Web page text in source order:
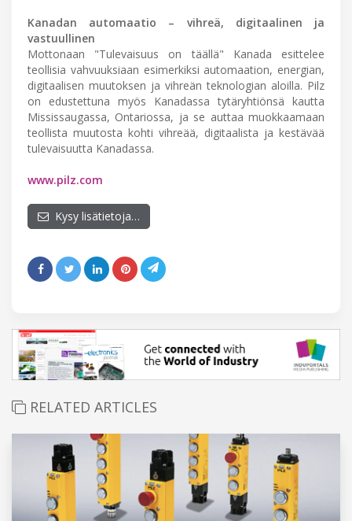
Kanadan automaatio – vihreä, digitaalinen ja
vastuullinen
Mottonaan "Tulevaisuus on täällä" Kanada esittelee
teollisia vahvuuksiaan esimerkiksi automaation, energian,
digitaalisen muutoksen ja vihreän teknologian aloilla. Pilz
on edustettuna myös Kanadassa tytäryhtiönsä kautta
Mississaugassa, Ontariossa, ja se auttaa muokkaamaan
teollista muutosta kohti vihreää, digitaalista ja kestävää
tulevaisuutta Kanadassa.
www.pilz.com
Kysy lisätietoja…
RELATED ARTICLES